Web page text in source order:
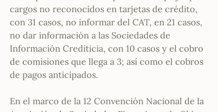
cargos no reconocidos en tarjetas de crédito,
con 31 casos, no informar del CAT, en 21 casos,
no dar información a las Sociedades de
Información Crediticia, con 10 casos y el cobro
de comisiones que llega a 3; así como el cobros
de pagos anticipados.
En el marco de la 12 Convención Nacional de la